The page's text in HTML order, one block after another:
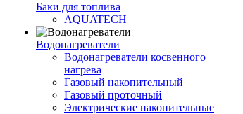
Баки для топлива
AQUATECH
Водонагреватели
Водонагреватели косвенного
нагрева
Газовый накопительный
Газовый проточный
Электрические накопительные